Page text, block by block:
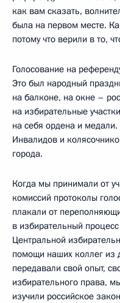
как вам сказать,
была на первом месте.
потому что верили в то,
Голосование на
Это был народный
на балконе, на окне –
на избирательные
на себя ордена и
Инвалидов и
города.
Когда мы принимали от
комиссий протоколы
плакали от
в избирательный
Центральной
помощи наших коллег из
передавали свой опыт,
избирательного права,
изучили российское